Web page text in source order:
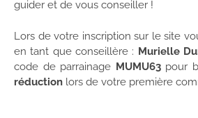
guider et de vous conseiller !
Lors de votre inscription sur le site
en tant que conseillère : Murielle
code de parrainage MUMU63pour
réduction lors de votre première